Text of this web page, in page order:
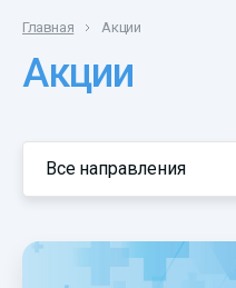
Главная Акции
Акции
Все направления